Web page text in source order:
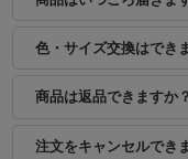
色・サイズ交換はでき
商品は返品できますか？
注文をキャンセルでき